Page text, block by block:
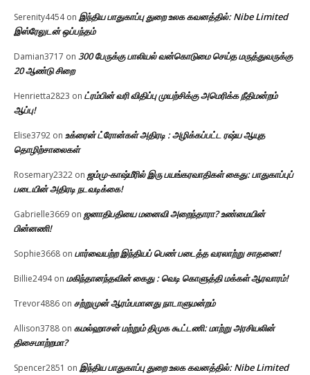
Serenity4454on இந்திய பாதுகாப்பு துறை உலக கவனத்தில்: Nibe Limited
இஸ்ரேலுடன் ஒப்பந்தம்
Damian3717 on 300 பேருக்கு பாலியல் வன்கொடுமை செய்த மருத்துவருக்கு
20 ஆண்டு சிறை
Henrietta2823 on ட்ரம்பின் வரி விதிப்பு முயற்சிக்கு அமெரிக்க நீதிமன்றம்
ஆப்பு!
Elise3792 on உக்ரைன் ட்ரோன்கள் அதிரடி : அழிக்கப்பட்ட ரஷ்ய ஆயுத
தொழிற்சாலைகள்
Rosemary2322 on ஜம்மு-காஷ்மீரில் இரு பயங்கரவாதிகள் கைது: பாதுகாப்புப்
படையின் அதிரடி நடவடிக்கை!
Gabrielle3669 on ஜனாதிபதியை மனைவி அறைந்தாரா? உண்மையின்
பின்னணி!
Sophie3668 on பார்வையற்ற இந்தியப் பெண் படைத்த வரலாற்று சாதனை!
Billie2494on மகிந்தானந்தவின் கைது : வெடி கொளுத்தி மக்கள் ஆரவாரம்!
Trevor4886 on சற்றுமுன் ஆரம்பமானது நாடாளுமன்றம்
Allison3788 on கமல்ஹாசன் மற்றும் திமுக கூட்டணி: மாற்று அரசியலின்
திசைமாற்றமா?
Spencer2851 on இந்திய பாதுகாப்பு துறை உலக கவனத்தில்: Nibe Limited